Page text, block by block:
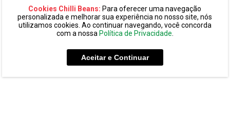
Cookies Chilli Beans: Para oferecer uma navegação
personalizada e melhorar sua experiência no nosso site, nós
utilizamos cookies. Ao continuar navegando, você concorda
com a nossa Política de Privacidade.
Aceitar e Continuar